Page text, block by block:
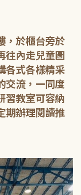
，於櫃台旁於
往內走兒童圖
各式各樣精采
交流，一同度
習教室可容納
期辦理閱讀推